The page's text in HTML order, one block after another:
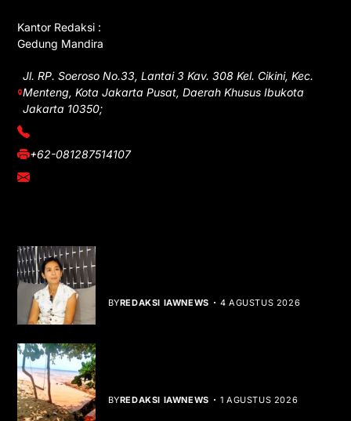
Kantor Redaksi :
Gedung Mandira
Jl. RP. Soeroso No.33, Lantai 3 Kav. 308 Kel. Cikini, Kec.
Menteng, Kota Jakarta Pusat, Daerah Khusus Ibukota
Jakarta 10350;
(021) 3908026
+62-081287514107
adm@iawnews.com
BYREDAKSI IAWNEWS 4 AGUSTUS 2026
BYREDAKSI IAWNEWS 1 AGUSTUS 2026